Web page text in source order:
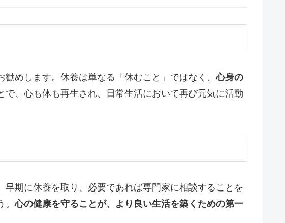
めします。休養は単なる「休むこと」ではなく、心身の
、心も体も再生され、日常生活において再び元気に活動
期に休養を取り、必要であれば専門家に相談することを
。心の健康を守ることが、より良い生活を築くための第一